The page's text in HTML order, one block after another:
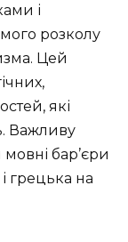
і
розколу
Цей
які
Важливу
бар’єри
грецька на